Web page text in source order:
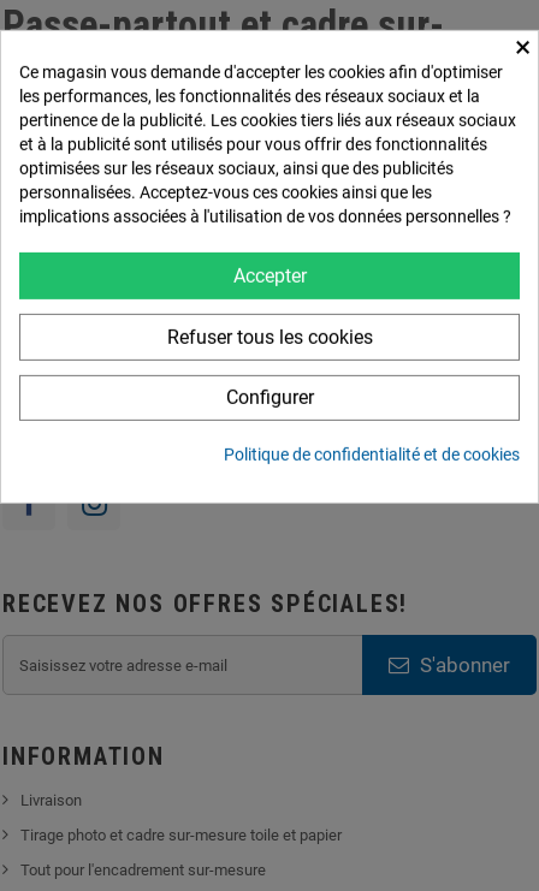
Passe-partout et cadre sur-
mesure.
Le site creapasse.fr est un site du groupe FranceShop S.A.S, une entreprise
française,leader dans la fabrication de passe-partouts (passe-partouts, marie-
louise pour cadre photos), avec une manufacture de cadres sur-mesure,
encadrement, carton divers (bois, gris, cannelure) et une distribution de sachet
cristal pour photo, sachet transparent en France[...]
Email: info(a)creapasse.fr
Adresse: FranceShop S.A.S| 7 rue Jean Baptiste Neron z.a. de Bornel |
60540 Bornel (France)
RECEVEZ NOS OFFRES SPÉCIALES!
S'abonner
INFORMATION
Livraison
Tirage photo et cadre sur-mesure toile et papier
Tout pour l'encadrement sur-mesure
×
Ce magasin vous demande d'accepter les cookies afin d'optimiser
les performances, les fonctionnalités des réseaux sociaux et la
pertinence de la publicité. Les cookies tiers liés aux réseaux sociaux
et à la publicité sont utilisés pour vous offrir des fonctionnalités
optimisées sur les réseaux sociaux, ainsi que des publicités
personnalisées. Acceptez-vous ces cookies ainsi que les
implications associées à l'utilisation de vos données personnelles ?
Accepter
Refuser tous les cookies
Configurer
Politique de confidentialité et de cookies